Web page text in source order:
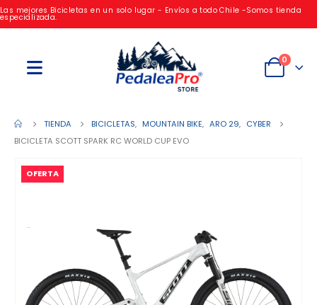
Las mejores Bicicletas en un solo lugar - Envíos a todo Chile -Somos tienda
especializada.
0
TIENDA BICICLETAS, MOUNTAIN BIKE, ARO 29, CYBER
BICICLETA SCOTT SPARK RC WORLD CUP EVO
OFERTA